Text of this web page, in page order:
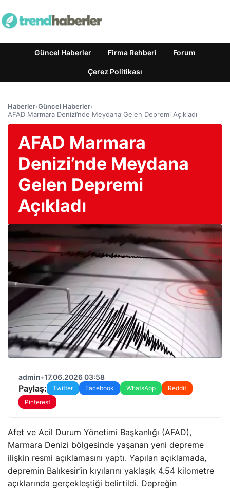
Güncel Haberler Firma Rehberi Forum
Çerez Politikası
Haberler›Güncel Haberler›
AFAD Marmara Denizi’nde Meydana Gelen Depremi Açıkladı
AFAD Marmara
Denizi’nde Meydana
Gelen Depremi
Açıkladı
admin•17.06.2026 03:58
Paylaş: Twitter Facebook WhatsApp
Reddit
Pinterest
Afet ve Acil Durum Yönetimi Başkanlığı (AFAD),
Marmara Denizi bölgesinde yaşanan yeni depreme
ilişkin resmi açıklamasını yaptı. Yapılan açıklamada,
depremin Balıkesir’in kıyılarını yaklaşık 4.54 kilometre
açıklarında gerçekleştiği belirtildi. Depreğin